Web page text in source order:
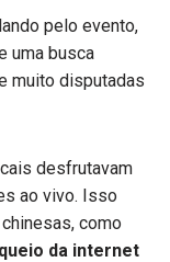
pelo evento,
uma busca
muito disputadas
desfrutavam
ao vivo. Isso
como
da internet